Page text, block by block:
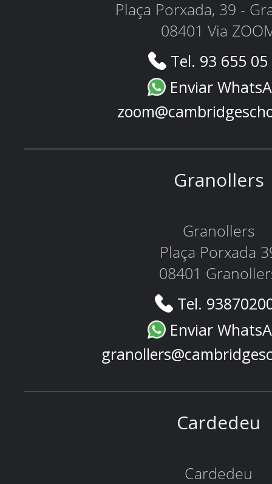
Plaça Porxada, 39 -
08401 Via
Tel. 93 655
Enviar
Granollers
Granollers
Plaça Porxada
08401
Tel.
Enviar
Cardedeu
Cardedeu